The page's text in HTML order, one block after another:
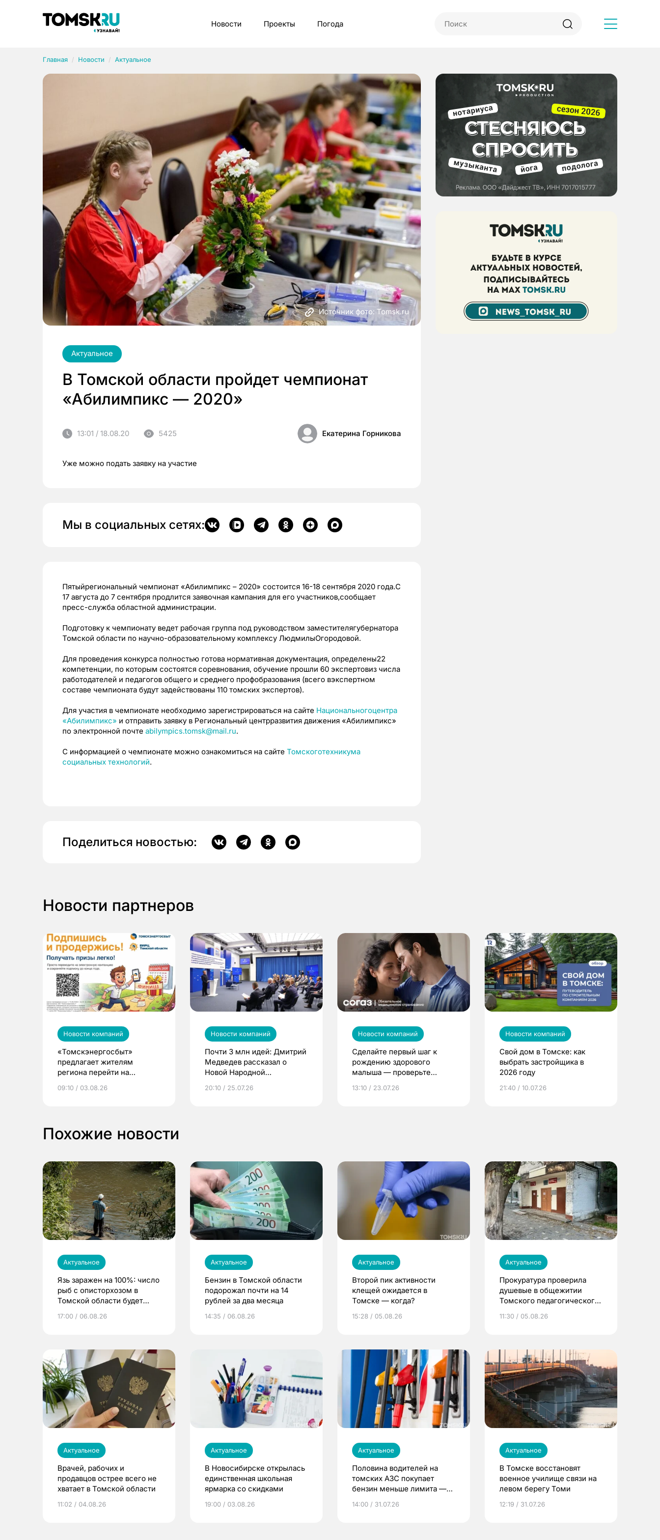
Новости Проекты Погода
Главная Новости Актуальное
Источник фото: Tomsk.ru
Актуальное
В Томской области пройдет чемпионат
«Абилимпикс — 2020»
13:01 / 18.08.20 5425 Екатерина Горникова
Уже можно подать заявку на участие
Мы в социальных сетях:
Пятыйрегиональный чемпионат «Абилимпикс – 2020» состоится 16-18 сентября 2020 года.С
17 августа до 7 сентября продлится заявочная кампания для его участников,сообщает
пресс-служба областной администрации.
Подготовку к чемпионату ведет рабочая группа под руководством заместителягубернатора
Томской области по научно-образовательному комплексу ЛюдмилыОгородовой.
Для проведения конкурса полностью готова нормативная документация, определены22
компетенции, по которым состоятся соревнования, обучение прошли 60 экспертовиз числа
работодателей и педагогов общего и среднего профобразования (всего вэкспертном
составе чемпионата будут задействованы 110 томских экспертов).
Для участия в чемпионате необходимо зарегистрироваться на сайте Национальногоцентра
«Абилимпикс» и отправить заявку в Региональный центрразвития движения «Абилимпикс»
по электронной почте abilympics.tomsk@mail.ru.
С информацией о чемпионате можно ознакомиться на сайте Томскоготехникума
социальных технологий.
Поделиться новостью:
Новости партнеров
Новости компаний
«Томскэнергосбыт»
предлагает жителям
региона перейти на
выиграть призы
09:10 / 03.08.26
Новости компаний
Почти 3 млн идей: Дмитрий
Медведев рассказал о
Новой Народной
20:10 / 25.07.26
Новости компаний
Сделайте первый шаг к
рождению здорового
малыша — проверьте
по ОМС!
13:10 / 23.07.26
Новости компаний
Свой дом в Томске: как
выбрать застройщика в
2026 году
21:40 / 10.07.26
Похожие новости
Актуальное
Язь заражен на 100%: число
рыб с описторхозом в
Томской области будет
17:00 / 06.08.26
Актуальное
Бензин в Томской области
подорожал почти на 14
рублей за два месяца
14:35 / 06.08.26
Актуальное
Второй пик активности
клещей ожидается в
Томске — когда?
15:28 / 05.08.26
Актуальное
Прокуратура проверила
душевые в общежитии
Томского педагогического
11:30 / 05.08.26
Актуальное
Врачей, рабочих и
продавцов острее всего не
хватает в Томской области
11:02 / 04.08.26
Актуальное
В Новосибирске открылась
единственная школьная
ярмарка со скидками
19:00 / 03.08.26
Актуальное
Половина водителей на
томских АЗС покупает
бензин меньше лимита —
14:00 / 31.07.26
Актуальное
В Томске восстановят
военное училище связи на
левом берегу Томи
12:19 / 31.07.26
Рубрики